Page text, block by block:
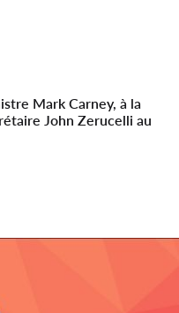
Mark Carney, à la
John Zerucelli au